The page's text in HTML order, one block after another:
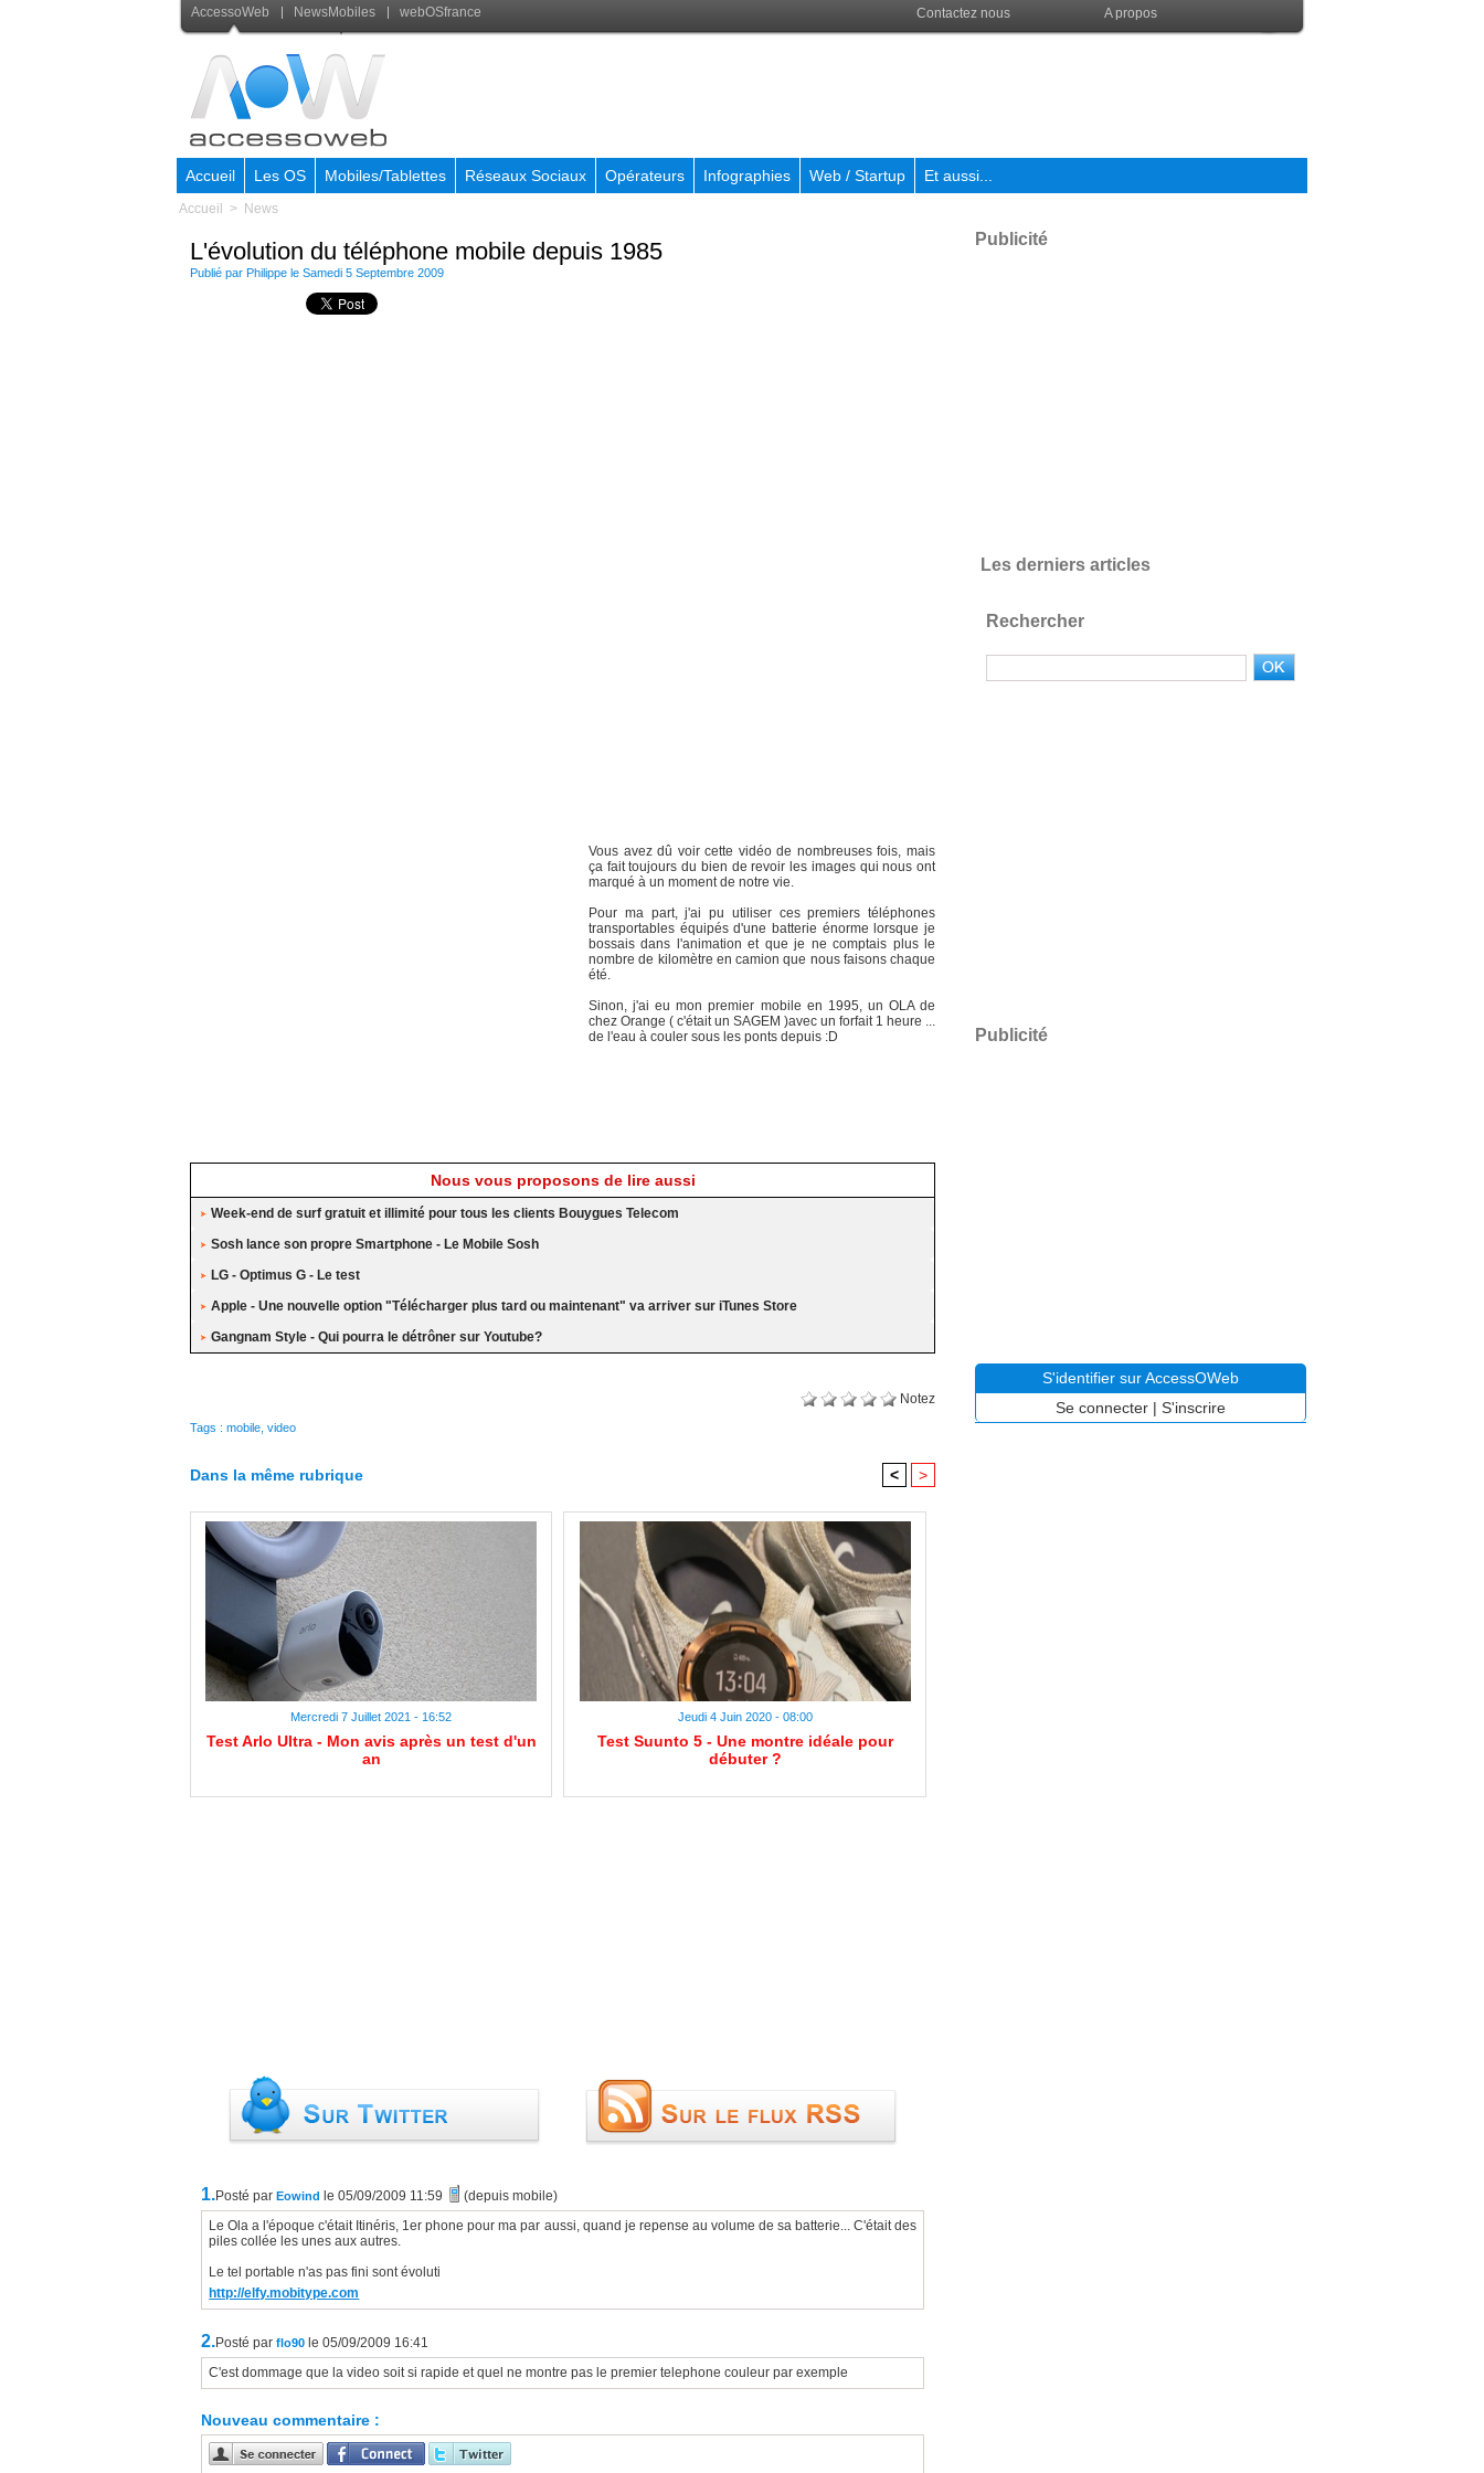
AccessoWeb NewsMobiles webOSfrance Contactez nous A propos
Accueil Les OS Mobiles/Tablettes Réseaux Sociaux Opérateurs Infographies Web / Startup Et aussi...
Accueil > News
L'évolution du téléphone mobile depuis 1985
Publié par Philippe le Samedi 5 Septembre 2009
Vous avez dû voir cette vidéo de nombreuses fois, mais
ça fait toujours du bien de revoir les images qui nous ont
marqué à un moment de notre vie.
Pour ma part, j'ai pu utiliser ces premiers téléphones
transportables équipés d'une batterie énorme lorsque je
bossais dans l'animation et que je ne comptais plus le
nombre de kilomètre en camion que nous faisons chaque
été.
Sinon, j'ai eu mon premier mobile en 1995, un OLA de
chez Orange ( c'était un SAGEM )avec un forfait 1 heure ...
de l'eau à couler sous les ponts depuis :D
Nous vous proposons de lire aussi
Week-end de surf gratuit et illimité pour tous les clients Bouygues Telecom
Sosh lance son propre Smartphone - Le Mobile Sosh
LG - Optimus G - Le test
Apple - Une nouvelle option "Télécharger plus tard ou maintenant" va arriver sur iTunes Store
Gangnam Style - Qui pourra le détrôner sur Youtube?
Notez
Tags : mobile video
Dans la même rubrique < >
Mercredi 7 Juillet 2021 - 16:52
Test Arlo Ultra - Mon avis après un test d'un
an
Jeudi 4 Juin 2020 - 08:00
Test Suunto 5 - Une montre idéale pour
débuter ?
1.Posté par Eowind le 05/09/2009 11:59
(depuis mobile)
Le Ola a l'époque c'était Itinéris, 1er phone pour ma par aussi, quand je repense au volume de sa batterie... C'était des
piles collée les unes aux autres.
Le tel portable n'as pas fini sont évoluti
http://elfy.mobitype.com
2.Posté par flo90 le 05/09/2009 16:41
C'est dommage que la video soit si rapide et quel ne montre pas le premier telephone couleur par exemple
Nouveau commentaire :
Publicité
Les derniers articles
Rechercher
Publicité
S'identifier sur AccessOWeb
Se connecter | S'inscrire